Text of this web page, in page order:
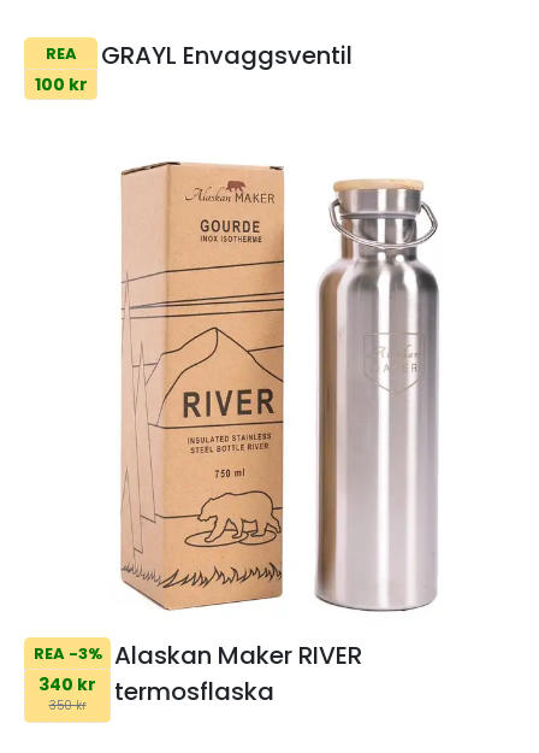
REA
100 kr
GRAYL Envaggsventil
REA -3%
340 kr
350 kr
Alaskan Maker RIVER
termosflaska